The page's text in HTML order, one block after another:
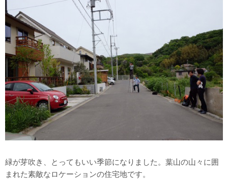
緑が芽吹き、とってもいい季節になりました。葉山の山々に囲
まれた素敵なロケーションの住宅地です。